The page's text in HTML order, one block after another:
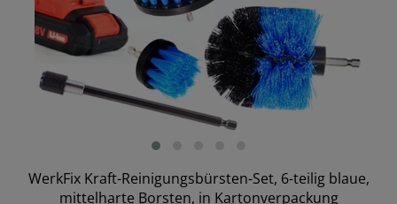
WerkFix Kraft-Reinigungsbürsten-Set, 6-teilig blaue,
mittelharte Borsten, in Kartonverpackung